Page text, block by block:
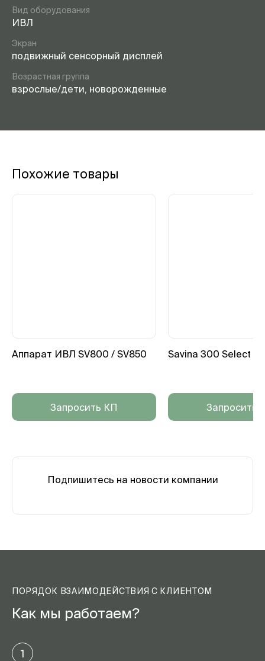
Вид оборудования
ИВЛ
Экран
подвижный сенсорный дисплей
Возрастная группа
взрослые/дети, новорожденные
Похожие товары
Аппарат ИВЛ SV800 / SV850
Запросить КП
Savina 300 Select
Запросить
Подпишитесь на новости компании
ПОРЯДОК ВЗАИМОДЕЙСТВИЯ С КЛИЕНТОМ
Как мы работаем?
1